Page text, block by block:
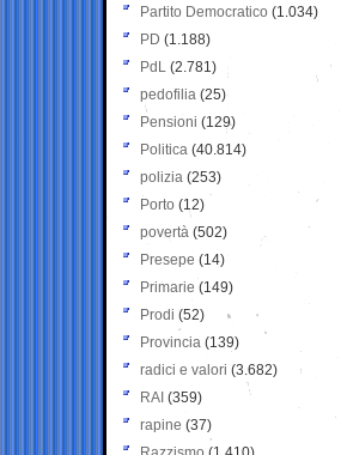
Partito Democratico (1.034)
PD (1.188)
PdL (2.781)
pedofilia (25)
Pensioni (129)
Politica (40.814)
polizia (253)
Porto (12)
povertà (502)
Presepe (14)
Primarie (149)
Prodi (52)
Provincia (139)
radici e valori (3.682)
RAI (359)
rapine (37)